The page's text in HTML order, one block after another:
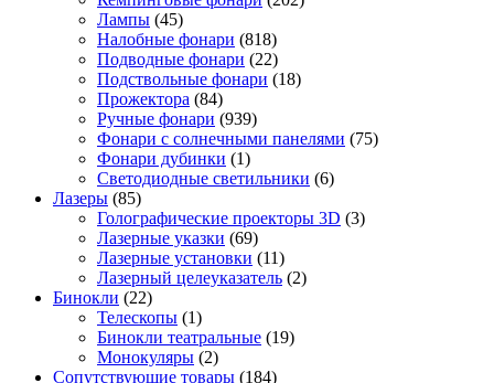
Лампы (45)
Налобные фонари (818)
Подводные фонари (22)
Подствольные фонари (18)
Прожектора (84)
Ручные фонари (939)
Фонари с солнечными панелями (75)
Фонари дубинки (1)
Светодиодные светильники (6)
Лазеры (85)
Голографические проекторы 3D (3)
Лазерные указки (69)
Лазерные установки (11)
Лазерный целеуказатель (2)
Бинокли (22)
Телескопы (1)
Бинокли театральные (19)
Монокуляры (2)
Сопутствующие товары (184)